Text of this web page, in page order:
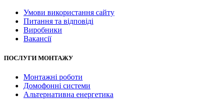
Умови використання сайту
Питання та відповіді
Виробники
Вакансії
ПОСЛУГИ МОНТАЖУ
Монтажні роботи
Домофонні системи
Альтернативна енергетика